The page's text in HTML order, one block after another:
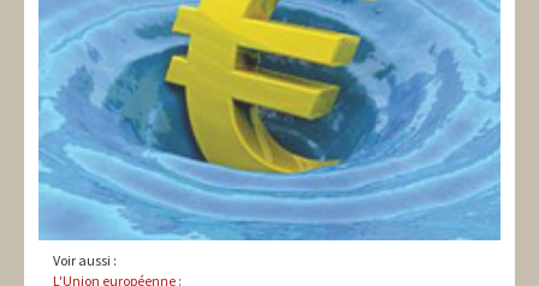
Voir aussi :
L'Union européenne :